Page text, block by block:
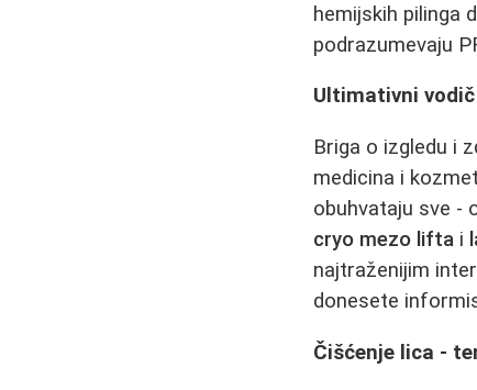
hemijskih pilinga
podrazumevaju
Ultimativni
Briga o izgledu i
medicina i
obuhvataju sve -
cryo mezo lifta i
najtraženijim
donesete
Čišćenje lica -